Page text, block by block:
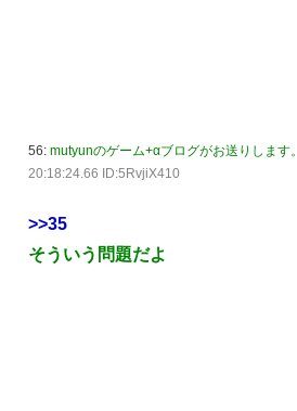
56: mutyunのゲーム+αブログがお送りします。
20:18:24.66 ID:5RvjiX410
>>35
そういう問題だよ